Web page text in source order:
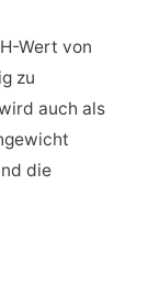
Wert von
zu
auch als
die